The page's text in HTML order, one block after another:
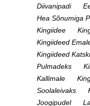
Diivanipadi
Hea Sõnumiga
Kingiidee
Kingiideed
Kingiideed
Pulmadeks
Kallimale
Soolaleivaks
Joogipudel